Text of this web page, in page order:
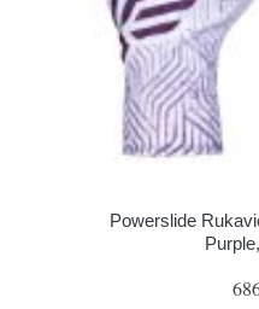
Powerslide